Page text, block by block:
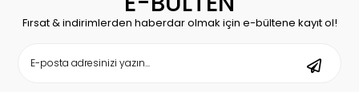
Fırsat & indirimlerden haberdar olmak için e-bültene kayıt ol!